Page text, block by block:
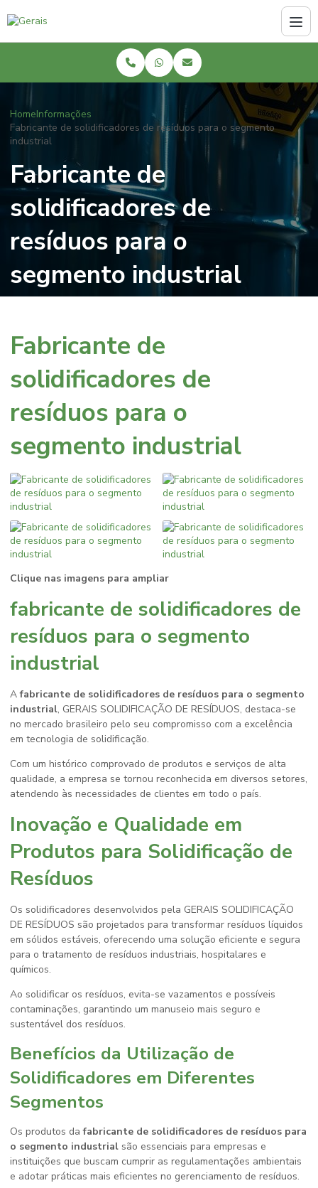
HomeInformações
Fabricante de solidificadores de resíduos para o segmento
industrial
Fabricante de
solidificadores de
resíduos para o
segmento industrial
Fabricante de
solidificadores de
resíduos para o
segmento industrial
Clique nas imagens para ampliar
fabricante de solidificadores de
resíduos para o segmento
industrial
Afabricante de solidificadores de resíduos para o segmento
industrial, GERAIS SOLIDIFICAÇÃO DE RESÍDUOS, destaca-se
no mercado brasileiro pelo seu compromisso com a excelência
em tecnologia de solidificação.
Com um histórico comprovado de produtos e serviços de alta
qualidade, a empresa se tornou reconhecida em diversos setores,
atendendo às necessidades de clientes em todo o país.
Inovação e Qualidade em
Produtos para Solidificação de
Resíduos
Os solidificadores desenvolvidos pela GERAIS SOLIDIFICAÇÃO
DE RESÍDUOS são projetados para transformar resíduos líquidos
em sólidos estáveis, oferecendo uma solução eficiente e segura
para o tratamento de resíduos industriais, hospitalares e
químicos.
Ao solidificar os resíduos, evita-se vazamentos e possíveis
contaminações, garantindo um manuseio mais seguro e
sustentável dos resíduos.
Benefícios da Utilização de
Solidificadores em Diferentes
Segmentos
Os produtos dafabricante de solidificadores de resíduos para
o segmento industrial são essenciais para empresas e
instituições que buscam cumprir as regulamentações ambientais
e adotar práticas mais eficientes no gerenciamento de resíduos.